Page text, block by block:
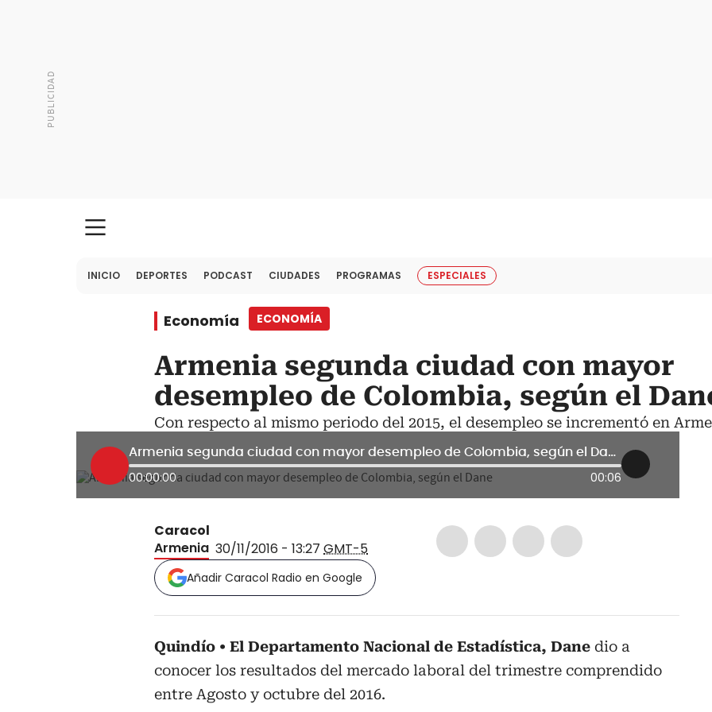
INICIO DEPORTES PODCAST CIUDADES PROGRAMAS ESPECIALES
Economía ECONOMÍA
Armenia segunda ciudad con mayor
desempleo de Colombia, según el
Con respecto al mismo periodo del 2015, el desempleo se incrementó en
Armenia segunda ciudad con mayor desempleo de Colombia, según el Dane
00:00:00 00:06
Caracol
Armenia 30/11/2016 - 13:27 GMT-5
Añadir Caracol Radio en Google
Quindío El Departamento Nacional de Estadística, Dane dio a
conocer los resultados del mercado laboral del trimestre comprendido
entre Agosto y octubre del 2016.